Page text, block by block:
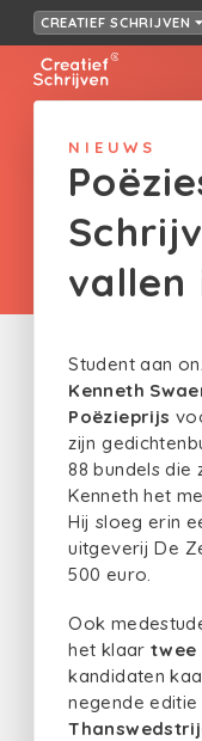
CREATIEF SCHRIJVEN
NIEUWS
vallen
Student aan
Kenneth
Poëzieprijs
zijn
88 bundels die
Kenneth het
Hij sloeg erin
uitgeverij De
500 euro.
Ook
het klaar twee
kandidaten
negende editie